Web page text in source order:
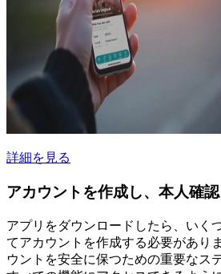
詳細を見る
アカウントを作成し、本人確認
アプリをダウンロードしたら、いく
てアカウントを作成する必要があり
ウントを安全に保つための重要なス